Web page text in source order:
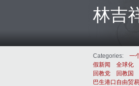
林吉
Categories: 一
假新闻
全球化
回教党
回教国
巴生港口自由贸